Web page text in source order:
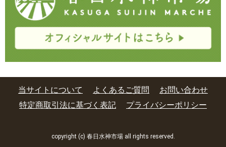
当サイトについて よくあるご質問
お問い合わせ
特定商取引法に基づく表記
プライバシーポリシー
copyright (c) 春日水神市場 all rights reserved.